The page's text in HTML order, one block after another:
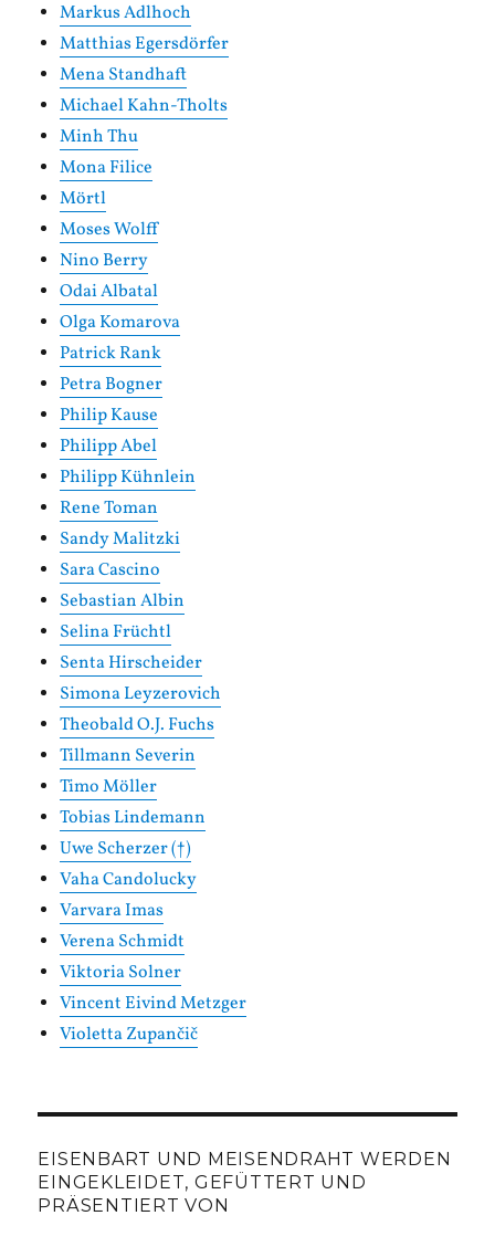
Markus Adlhoch
Matthias Egersdörfer
Mena Standhaft
Michael Kahn-Tholts
Minh Thu
Mona Filice
Mörtl
Moses Wolff
Nino Berry
Odai Albatal
Olga Komarova
Patrick Rank
Petra Bogner
Philip Kause
Philipp Abel
Philipp Kühnlein
Rene Toman
Sandy Malitzki
Sara Cascino
Sebastian Albin
Selina Früchtl
Senta Hirscheider
Simona Leyzerovich
Theobald O.J. Fuchs
Tillmann Severin
Timo Möller
Tobias Lindemann
Uwe Scherzer (†)
Vaha Candolucky
Varvara Imas
Verena Schmidt
Viktoria Solner
Vincent Eivind Metzger
Violetta Zupančič
EISENBART UND MEISENDRAHT WERDEN
EINGEKLEIDET, GEFÜTTERT UND
PRÄSENTIERT VON